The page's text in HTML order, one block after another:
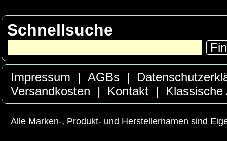
Schnellsuche
Impressum | AGBs |
Versandkosten
| Kontakt |
Alle Marken-, Produkt- und Herstellernamen sind